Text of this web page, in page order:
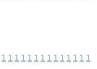
1 1 1 1 1 1 1 1 1 1 1 1 1 1